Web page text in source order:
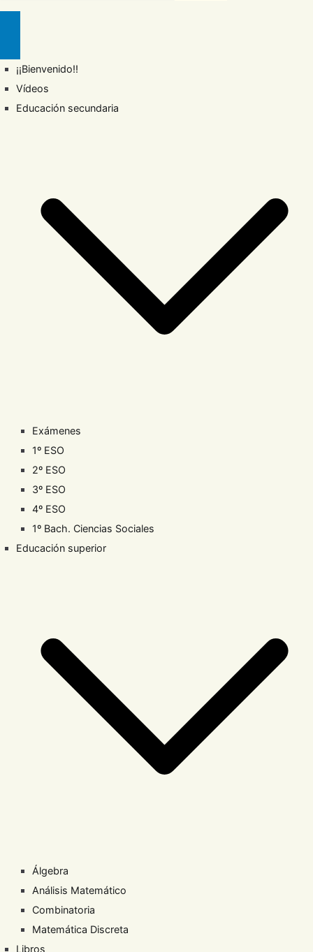
¡¡Bienvenido!!
Vídeos
Educación secundaria
Exámenes
1º ESO
2º ESO
3º ESO
4º ESO
1º Bach. Ciencias Sociales
Educación superior
Álgebra
Análisis Matemático
Combinatoria
Matemática Discreta
Libros